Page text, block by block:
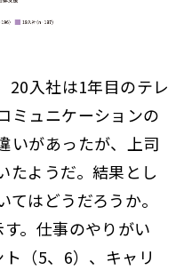
20入社は1年目のテレ
ミュニケーションの
いがあったが、上司
たようだ。結果とし
はどうだろうか。
。仕事のやりがい
ト（5、6）、キャリ